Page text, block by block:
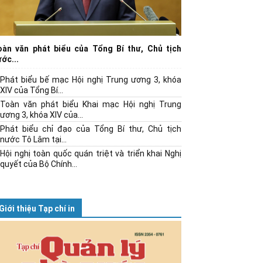
văn phát biểu của Tổng Bí thư, Chủ tịch
Phát biểu bế mạc Hội nghị Trung ương 3, khóa
XIV của Tổng Bí...
Toàn văn phát biểu Khai mạc Hội nghị Trung
ương 3, khóa XIV của...
Phát biểu chỉ đạo của Tổng Bí thư, Chủ tịch
nước Tô Lâm tại...
Hội nghị toàn quốc quán triệt và triển khai Nghị
quyết của Bộ Chính...
Giới thiệu Tạp chí in